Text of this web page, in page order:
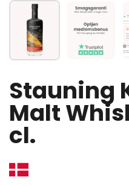
Vis slide 1 Vis slide 2
Stauning
Malt
cl.